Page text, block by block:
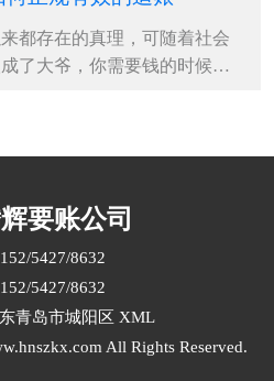
都存在的真理，可随着社会
了大爷，你需要钱的时候，
要账公司
5427/8632
5427/8632
青岛市城阳区 XML
All Rights Reserved.